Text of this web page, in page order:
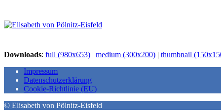
Downloads: full (980x653) | medium (300x200) | thumbnail
Impressum
Datenschutzerklärung
Cookie-Richtlinie (EU)
© Elisabeth von Pölnitz-Eisfeld